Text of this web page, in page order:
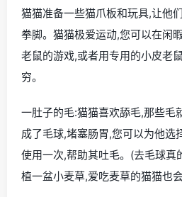
猫猫准备一些猫爪板和玩具,让他
拳脚。猫猫极爱运动,您可以在闲
老鼠的游戏,或者用专用的小皮老
穷。
一肚子的毛:猫猫喜欢舔毛,那些毛
成了毛球,堵塞肠胃,您可以为他选
使用一次,帮助其吐毛。(去毛球真
植一盆小麦草,爱吃麦草的猫猫也